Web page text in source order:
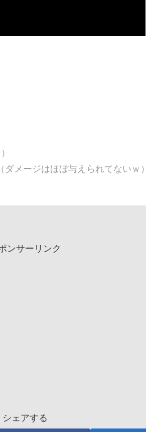
（ダメージはほぼ与えられてないｗ）
ンサーリンク
シェアする